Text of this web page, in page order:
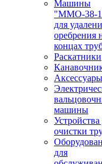
Машины
"ММО-38-
для
оребрения
концах
Раскатники
Аксессуары
машины
Устройства
очистки
для